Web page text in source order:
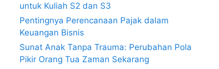
untuk Kuliah S2 dan S3
Pentingnya Perencanaan Pajak dalam
Keuangan Bisnis
Sunat Anak Tanpa Trauma: Perubahan Pola
Pikir Orang Tua Zaman Sekarang